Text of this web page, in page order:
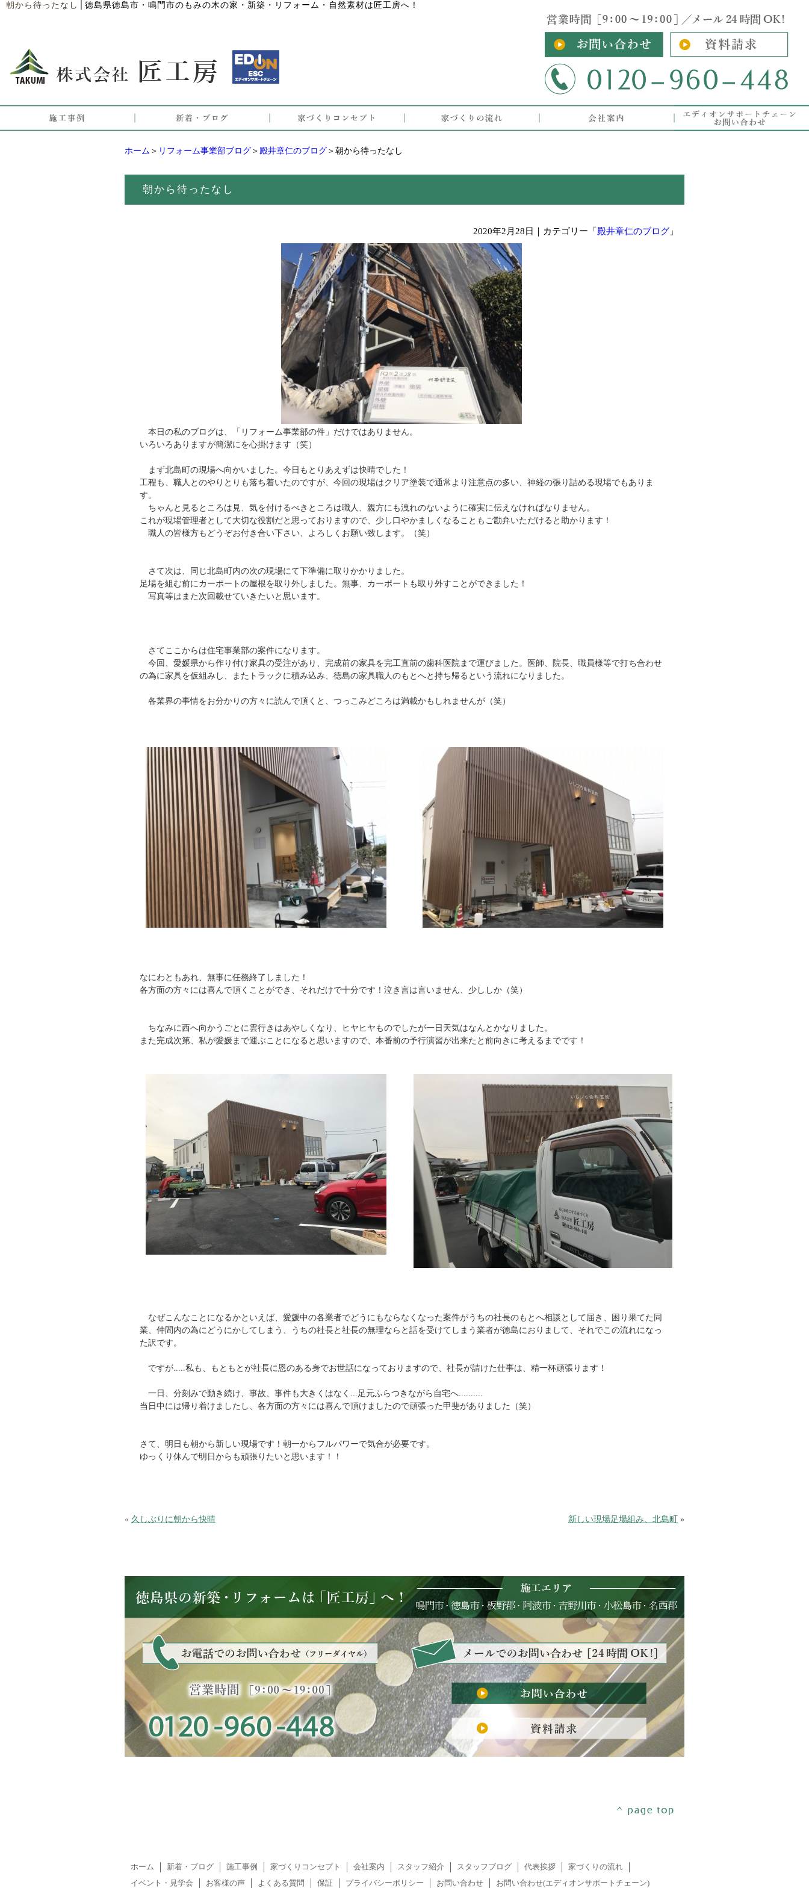
朝から待ったなし 徳島県徳島市・鳴門市のもみの木の家・新築・リフォーム・自然素材は匠工房へ！
ホーム ＞ リフォーム事業部ブログ ＞ 殿井章仁のブログ ＞朝から待ったなし
朝から待ったなし
2020年2月28日 ｜カテゴリー「 殿井章仁のブログ 」
本日の私のブログは、「リフォーム事業部の件」だけではありません。
いろいろありますが簡潔にを心掛けます（笑）
まず北島町の現場へ向かいました。今日もとりあえずは快晴でした！
工程も、職人とのやりとりも落ち着いたのですが、今回の現場はクリア塗装で通常より注意点の多い、神経の張り詰める現場でもありま
す。
ちゃんと見るところは見、気を付けるべきところは職人、親方にも洩れのないように確実に伝えなければなりません。
これが現場管理者として大切な役割だと思っておりますので、少し口やかましくなることもご勘弁いただけると助かります！
職人の皆様方もどうぞお付き合い下さい、よろしくお願い致します。（笑）
さて次は、同じ北島町内の次の現場にて下準備に取りかかりました。
足場を組む前にカーポートの屋根を取り外しました。無事、カーポートも取り外すことができました！
写真等はまた次回載せていきたいと思います。
さてここからは住宅事業部の案件になります。
今回、愛媛県から作り付け家具の受注があり、完成前の家具を完工直前の歯科医院まで運びました。医師、院長、職員様等で打ち合わせ
の為に家具を仮組みし、またトラックに積み込み、徳島の家具職人のもとへと持ち帰るという流れになりました。
各業界の事情をお分かりの方々に読んで頂くと、つっこみどころは満載かもしれませんが（笑）
なにわともあれ、無事に任務終了しました！
各方面の方々には喜んで頂くことができ、それだけで十分です！泣き言は言いません、少ししか（笑）
ちなみに西へ向かうごとに雲行きはあやしくなり、ヒヤヒヤものでしたが一日天気はなんとかなりました。
また完成次第、私が愛媛まで運ぶことになると思いますので、本番前の予行演習が出来たと前向きに考えるまでです！
なぜこんなことになるかといえば、愛媛中の各業者でどうにもならなくなった案件がうちの社長のもとへ相談として届き、困り果てた同
業、仲間内の為にどうにかしてしまう、うちの社長と社長の無理ならと話を受けてしまう業者が徳島におりまして、それでこの流れになっ
た訳です。
ですが.....私も、もともとが社長に恩のある身でお世話になっておりますので、社長が請けた仕事は、精一杯頑張ります！
一日、分刻みで動き続け、事故、事件も大きくはなく...足元ふらつきながら自宅へ..........
当日中には帰り着けましたし、各方面の方々には喜んで頂けましたので頑張った甲斐がありました（笑）
さて、明日も朝から新しい現場です！朝一からフルパワーで気合が必要です。
ゆっくり休んで明日からも頑張りたいと思います！！
« 久しぶりに朝から快晴 新しい現場足場組み、北島町 »
ホーム 新着・ブログ 施工事例 家づくりコンセプト 会社案内 スタッフ紹介 スタッフブログ 代表挨拶
家づくりの流れ
イベント・見学会
お客様の声 よくある質問 保証 プライバシーポリシー お問い合わせ お問い合わせ(エディオンサポートチェーン)